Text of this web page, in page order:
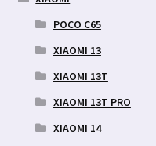
POCO C65
XIAOMI 13
XIAOMI 13T
XIAOMI 13T PRO
XIAOMI 14